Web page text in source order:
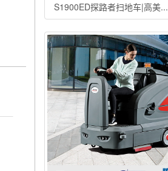
S1900ED探路者扫地车|高美...